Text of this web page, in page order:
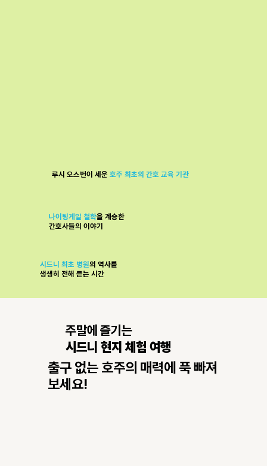
루시 오스번이 세운 호주 최초의 간호 교육 기관
나이팅게일 철학을 계승한
간호사들의 이야기
시드니 최초 병원의 역사를
생생히 전해 듣는 시간
주말에 즐기는
시드니 현지 체험 여행
출구 없는 호주의 매력에 푹 빠져
보세요!